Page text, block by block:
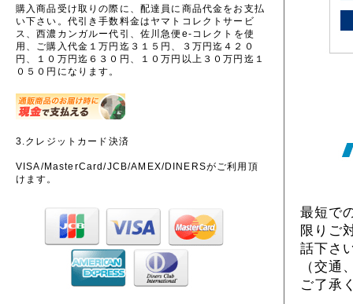
購入商品受け取りの際に、配達員に商品代金をお支払
い下さい。代引き手数料金はヤマトコレクトサービ
ス、西濃カンガルー代引、佐川急便e-コレクトを使
用、ご購入代金１万円迄３１５円、３万円迄４２０
円、１０万円迄６３０円、１０万円以上３０万円迄１
０５０円になります。
3.クレジットカード決済
VISA/MasterCard/JCB/AMEX/DINERSがご利用頂
けます。
最短で
限りご
話下さ
（交
ご了承